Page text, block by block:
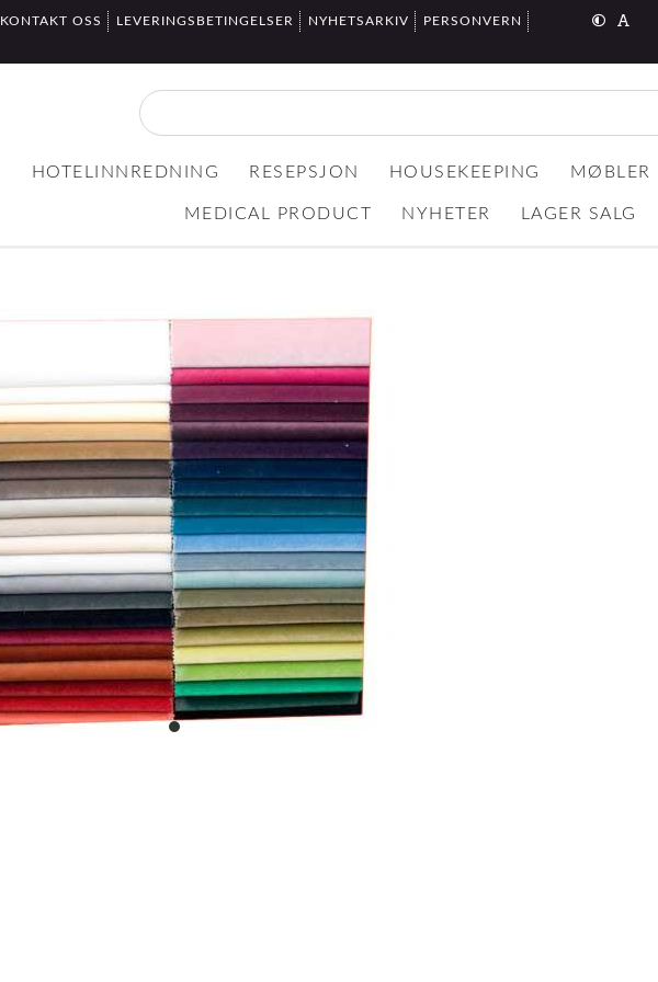
KONTAKT OSS LEVERINGSBETINGELSER NYHETSARKIV
PERSONVERN
HOTELINNREDNING RESEPSJON HOUSEKEEPING MØBLER
MEDICAL PRODUCT NYHETER LAGER SALG
item